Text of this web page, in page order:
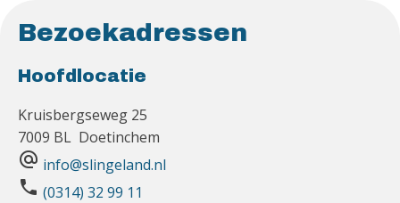
Bezoekadressen
Hoofdlocatie
Kruisbergseweg 25
7009 BL Doetinchem
alternate_email info@slingeland.nl
phone (0314) 32 99 11